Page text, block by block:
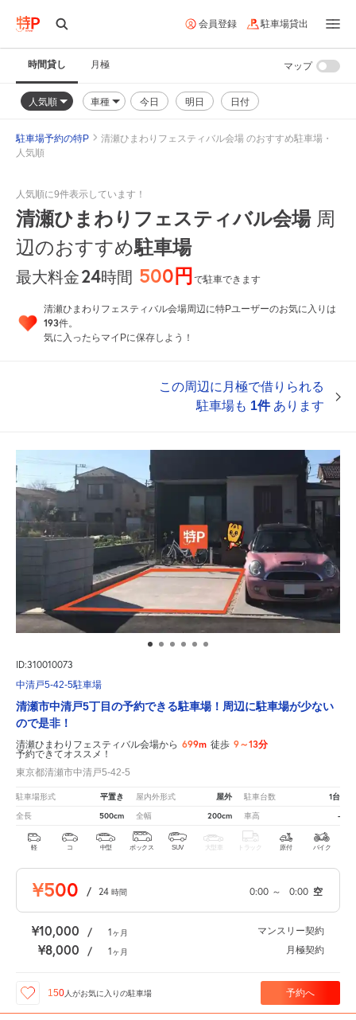
会員登録 駐車場貸出
時間貸し 月極
人気順 車種 今日 明日 日付
マップ
駐車場予約の特P
清瀬ひまわりフェスティバル会場 のおすすめ駐車場・
人気順
人気順に9件表示しています！
清瀬ひまわりフェスティバル会場周
辺のおすすめ駐車場
最大料金24時間 500円で駐車できます
清瀬ひまわりフェスティバル会場周辺に特Pユーザーのお気に入りは
193件。
気に入ったらマイPに保存しよう！
この周辺に月極で借りられる
駐車場も 1件あります
ID:310010073
中清戸5-42-5駐車場
清瀬市中清戸5丁目の予約できる駐車場！周辺に駐車場が少ない
ので是非！
清瀬ひまわりフェスティバル会場から 699m 徒歩 9～13分
予約できてオススメ！
東京都清瀬市中清戸5-42-5
駐車場形式 平置き 屋内外形式 屋外 駐車台数 1台
全長 500cm 全幅 200cm 車高 -
軽 コ 中型 ボックス SUV 大型車 トラック 原付 バイク
¥500 / 24 時間 0:00 ～ 0:00 空
¥10,000 / 1ヶ月 マンスリー契約
¥8,000 / 1ヶ月 月極契約
150 人がお気に入りの駐車場 予約へ